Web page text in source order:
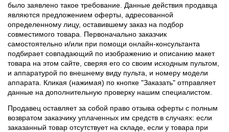
было заявлено такое требование. Данные действия продавца
являются предложением оферты, адресованной
определенному лицу, оставившему заказ на подбор
совместимого товара. Первоначально заказчик
самостоятельно и/или при помощи онлайн-консультанта
подбирает совпадающий по изображению и описанию макет
товара на этом сайте, сверяя его со своим исходным пультом,
и аппаратурой по внешнему виду пульта, и номеру модели
аппарата. Кликая (нажимая) по кнопке "Заказать" отправляет
данные на дополнительную проверку нашим специалистом.
Продавец оставляет за собой право отзыва оферты с полным
возвратом заказчику уплаченных им средств в случаях: если
заказанный товар отсутствует на складе, если у товара при